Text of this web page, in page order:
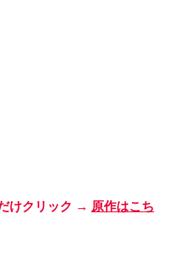
けクリック → 原作はこち